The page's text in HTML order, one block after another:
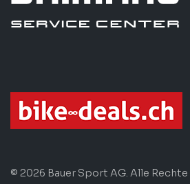
© 2026 Bauer Sport AG. Alle